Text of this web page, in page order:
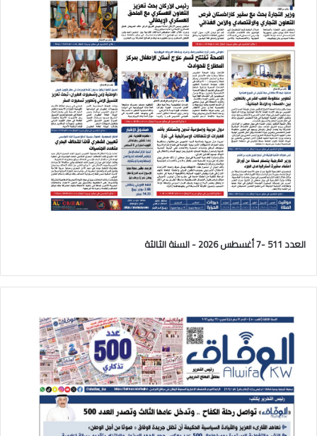
العدد 511 -7 أغسطس 2026 - السنة الثالثة